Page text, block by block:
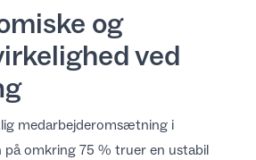
og
ved
medarbejderomsætning i
omkring 75 % truer en ustabil